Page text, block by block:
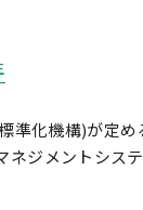
準化機構)が定
ネジメントシス